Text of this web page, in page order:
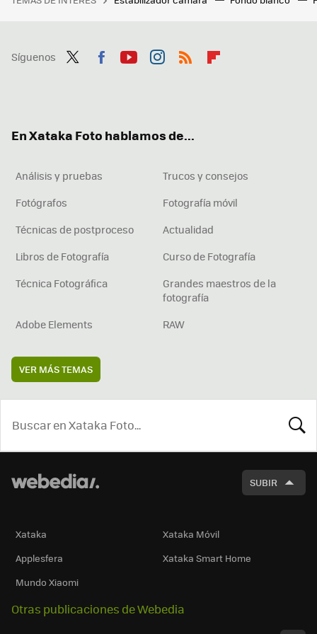
Síguenos
En Xataka Foto hablamos de...
Análisis y pruebas
Trucos y consejos
Fotógrafos
Fotografía móvil
Técnicas de postproceso
Actualidad
Libros de Fotografía
Curso de Fotografía
Técnica Fotográfica
Grandes maestros de la
fotografía
Adobe Elements
RAW
VER MÁS TEMAS
SUBIR
Xataka
Xataka Móvil
Applesfera
Xataka Smart Home
Mundo Xiaomi
Otras publicaciones de Webedia